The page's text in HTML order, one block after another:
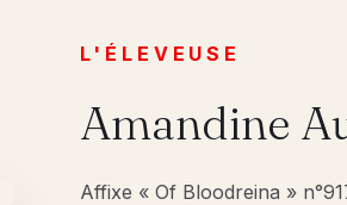
L'ÉLEVEUSE
Amandine
Affixe « Of Bloodreina »